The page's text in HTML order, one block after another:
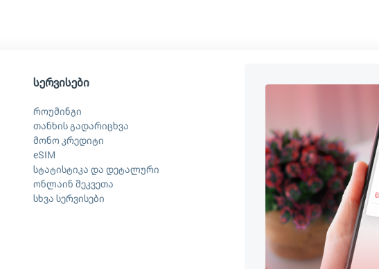
სერვისები
როუმინგი
თანხის გადარიცხვა
მონო კრედიტი
eSIM
სტატისტიკა და დეტალური
ონლაინ შეკვეთა
სხვა სერვისები